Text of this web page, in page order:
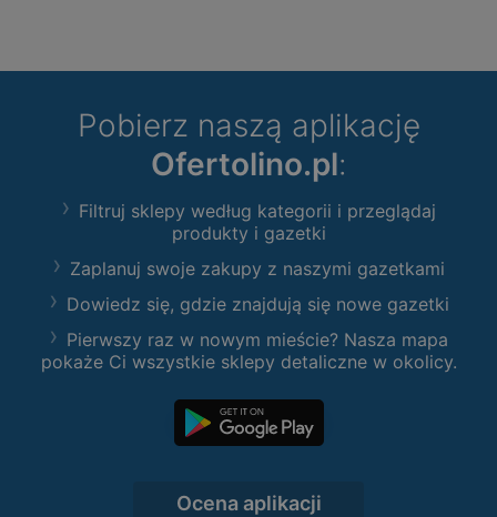
Pobierz naszą aplikację
Ofertolino.pl:
Filtruj sklepy według kategorii i przeglądaj
produkty i gazetki
Zaplanuj swoje zakupy z naszymi gazetkami
Dowiedz się, gdzie znajdują się nowe gazetki
Pierwszy raz w nowym mieście? Nasza mapa
pokaże Ci wszystkie sklepy detaliczne w okolicy.
Ocena aplikacji